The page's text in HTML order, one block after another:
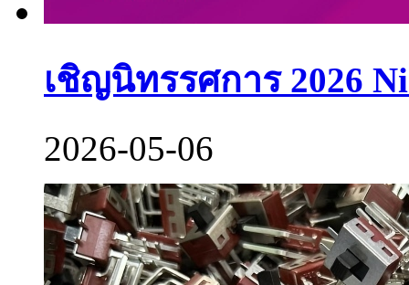
เชิญนิทรรศการ 2026
2026-05-06